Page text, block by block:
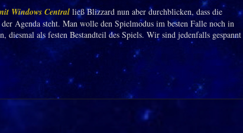
Windows Centralließ Blizzard nun aber durchblicken, dass die
Agenda steht. Man wolle den Spielmodus im besten Falle noch in
diesmal als festen Bestandteil des Spiels. Wir sind jedenfalls gespannt